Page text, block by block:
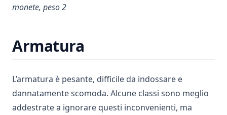
monete, peso 2
Armatura
L’armatura è pesante, difficile da indossare e
dannatamente scomoda. Alcune classi sono meglio
addestrate a ignorare questi inconvenienti, ma